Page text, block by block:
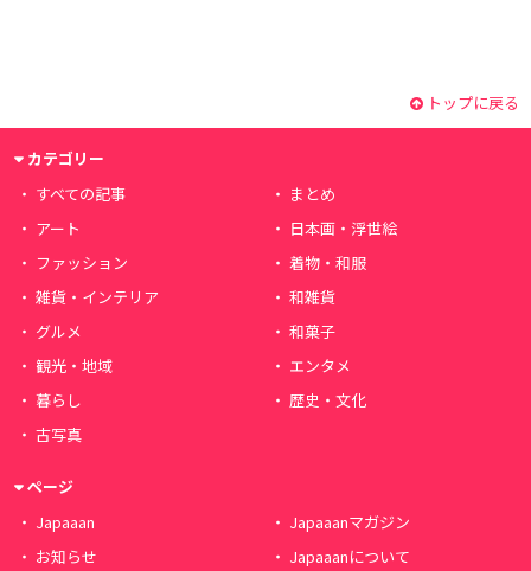
トップに戻る
カテゴリー
すべての記事
まとめ
アート
日本画・浮世絵
ファッション
着物・和服
雑貨・インテリア
和雑貨
グルメ
和菓子
観光・地域
エンタメ
暮らし
歴史・文化
古写真
ページ
Japaaan
Japaaanマガジン
お知らせ
Japaaanについて